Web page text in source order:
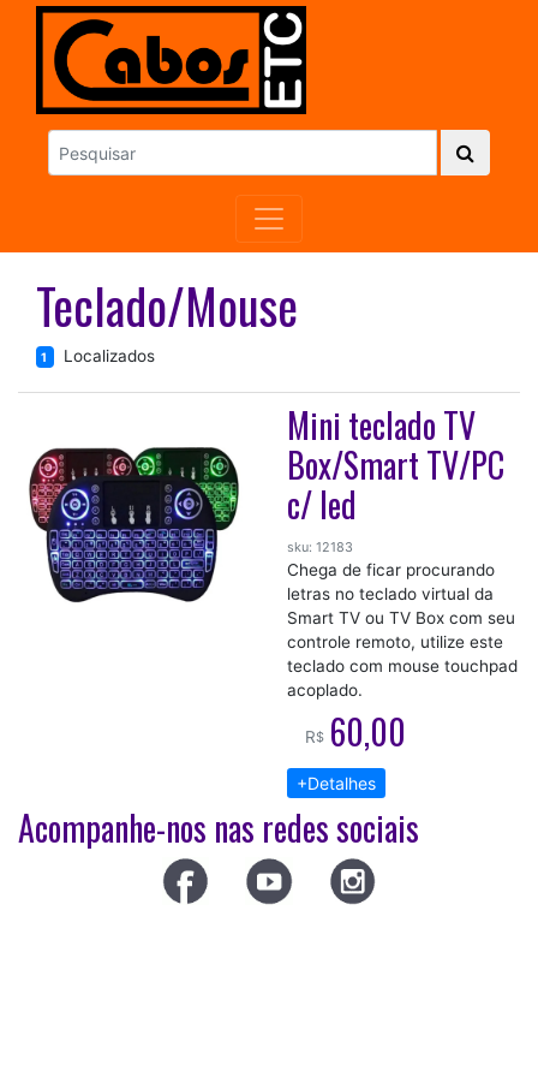
Teclado/Mouse
1 Localizados
Mini teclado TV
Box/Smart TV/PC
c/ led
sku: 12183
Chega de ficar procurando
letras no teclado virtual da
Smart TV ou TV Box com seu
controle remoto, utilize este
teclado com mouse touchpad
acoplado.
R$ 60,00
+Detalhes
Acompanhe-nos nas redes sociais